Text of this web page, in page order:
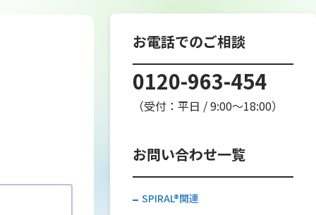
お電話でのご相談
0120-963-454
（受付：平日 / 9:00〜18:00）
お問い合わせ一覧
SPIRAL®関連